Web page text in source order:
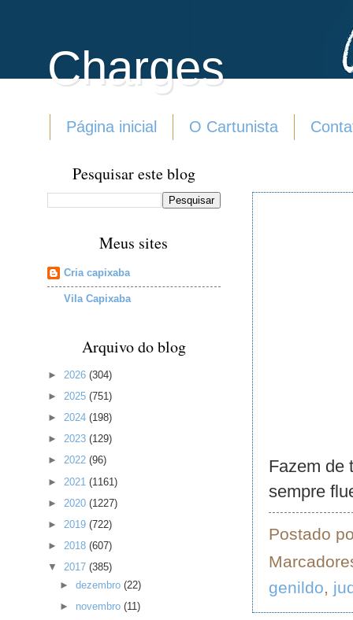
Charges
Página inicial O Cartunista
Fazem de
sempre
Postado
genildo,
Pesquisar este blog
Meus sites
Cria capixaba
Vila Capixaba
Arquivo do blog
► 2026 (304)
► 2025 (751)
► 2024 (198)
► 2023 (129)
► 2022 (96)
► 2021 (1161)
► 2020 (1227)
► 2019 (722)
► 2018 (607)
▼ 2017 (385)
►dezembro(22)
► novembro(11)